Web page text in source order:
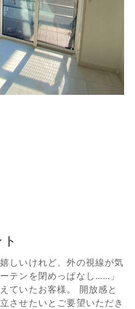
しいけれど、外の視線が気
テンを閉めっぱなし……」
ていたお客様。 開放感と
させたいとご要望いただき